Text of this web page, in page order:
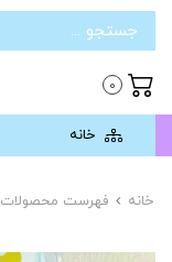
0
خانه
خانه فهرست محصولات